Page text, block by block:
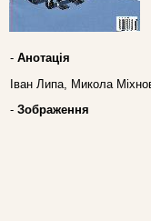
- Анотація
Іван Липа, Микола
- Зображення